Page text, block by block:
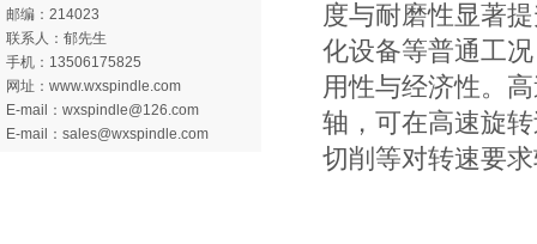
邮编：214023
联系人：郁先生
手机：13506175825
网址：www.wxspindle.com
E-mail：wxspindle@126.com
E-mail：sales@wxspindle.com
度与耐磨性显著
化设备等普通工
用性与经济性。
轴，可在高速旋
切削等对转速要